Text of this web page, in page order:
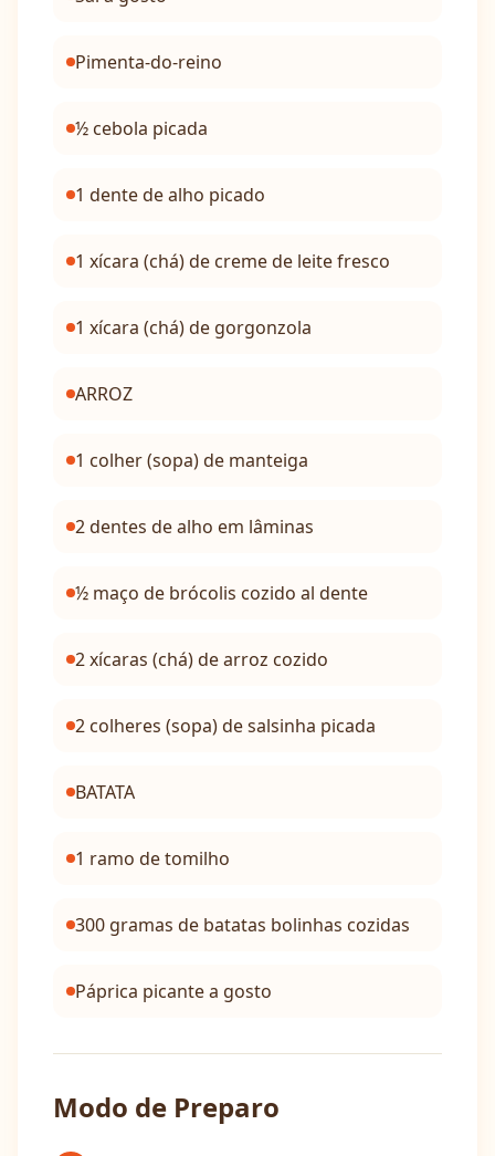
Pimenta-do-reino
½ cebola picada
1 dente de alho picado
1 xícara (chá) de creme de leite fresco
1 xícara (chá) de gorgonzola
ARROZ
1 colher (sopa) de manteiga
2 dentes de alho em lâminas
½ maço de brócolis cozido al dente
2 xícaras (chá) de arroz cozido
2 colheres (sopa) de salsinha picada
BATATA
1 ramo de tomilho
300 gramas de batatas bolinhas cozidas
Páprica picante a gosto
Modo de Preparo